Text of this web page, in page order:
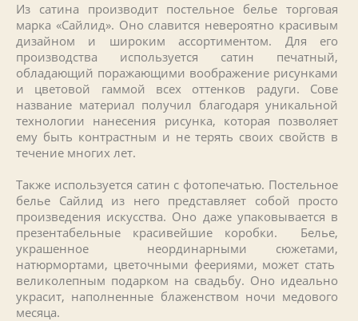
Из сатина производит постельное белье торговая
марка «Сайлид». Оно славится невероятно красивым
дизайном и широким ассортиментом. Для его
производства используется сатин печатный,
обладающий поражающими воображение рисунками
и цветовой гаммой всех оттенков радуги. Сове
название материал получил благодаря уникальной
технологии нанесения рисунка, которая позволяет
ему быть контрастным и не терять своих свойств в
течение многих лет.
Также используется сатин с фотопечатью. Постельное
белье Сайлид из него представляет собой просто
произведения искусства. Оно даже упаковывается в
презентабельные красивейшие коробки. Белье,
украшенное неординарными сюжетами,
натюрмортами, цветочными феериями, может стать
великолепным подарком на свадьбу. Оно идеально
украсит, наполненные блаженством ночи медового
месяца.